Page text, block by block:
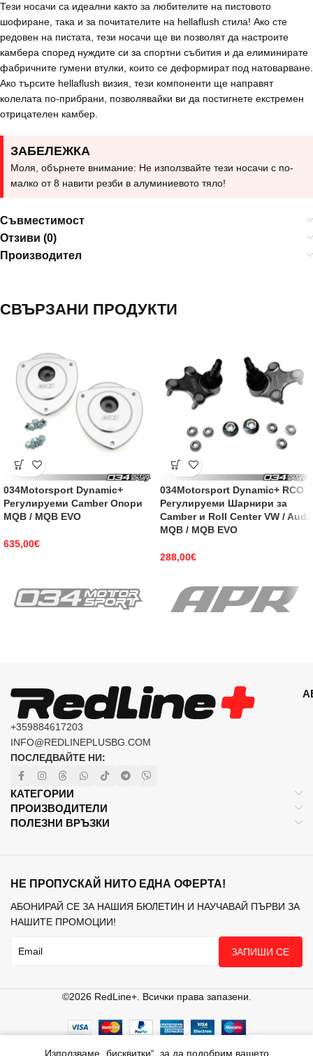
Тези носачи са идеални както за любителите на пистовото
шофиране, така и за почитателите на hellaflush стила! Ако сте
редовен на пистата, тези носачи ще ви позволят да настроите
камбера според нуждите си за спортни събития и да елиминирате
фабричните гумени втулки, които се деформират под натоварване.
Ако търсите hellaflush визия, тези компоненти ще направят
колелата по-прибрани, позволявайки ви да постигнете екстремен
отрицателен камбер.
ЗАБЕЛЕЖКА
Моля, обърнете внимание: Не използвайте тези носачи с по-
малко от 8 навити резби в алуминиевото тяло!
Съвместимост
Отзиви (0)
Производител
СВЪРЗАНИ ПРОДУКТИ
034Motorsport Dynamic+
Регулируеми Camber Опори
MQB / MQB EVO
635,00€
034Motorsport Dynamic+ RCO
Регулируеми Шарнири за
Camber и Roll Center VW / Audi
MQB / MQB EVO
288,00€
+359884617203
INFO@REDLINEPLUSBG.COM
ПОСЛЕДВАЙТЕ НИ:
КАТЕГОРИИ
ПРОИЗВОДИТЕЛИ
ПОЛЕЗНИ ВРЪЗКИ
НЕ ПРОПУСКАЙ НИТО ЕДНА ОФЕРТА!
АБОНИРАЙ СЕ ЗА НАШИЯ БЮЛЕТИН И НАУЧАВАЙ ПЪРВИ ЗА
НАШИТЕ ПРОМОЦИИ!
ЗАПИШИ СЕ
©2026 RedLine+. Всички права запазени.
Използваме „бисквитки“, за да подобрим вашето